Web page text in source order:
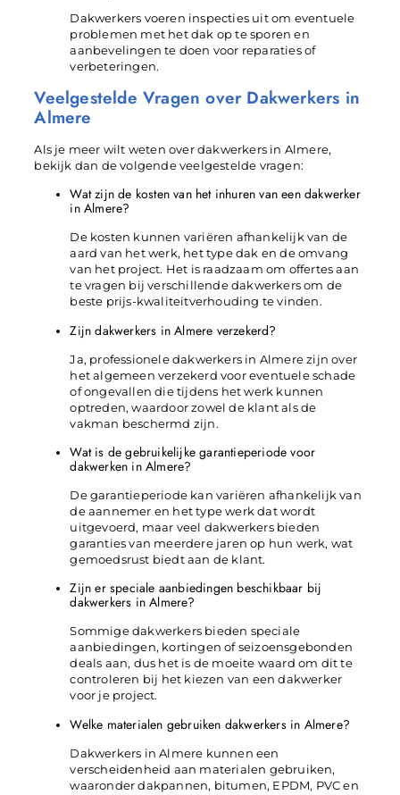
Dakwerkers voeren inspecties uit om eventuele
problemen met het dak op te sporen en
aanbevelingen te doen voor reparaties of
verbeteringen.
Veelgestelde Vragen over Dakwerkers in
Almere
Als je meer wilt weten over dakwerkers in Almere,
bekijk dan de volgende veelgestelde vragen:
Wat zijn de kosten van het inhuren van een dakwerker
in Almere?
De kosten kunnen variëren afhankelijk van de
aard van het werk, het type dak en de omvang
van het project. Het is raadzaam om offertes aan
te vragen bij verschillende dakwerkers om de
beste prijs-kwaliteitverhouding te vinden.
Zijn dakwerkers in Almere verzekerd?
Ja, professionele dakwerkers in Almere zijn over
het algemeen verzekerd voor eventuele schade
of ongevallen die tijdens het werk kunnen
optreden, waardoor zowel de klant als de
vakman beschermd zijn.
Wat is de gebruikelijke garantieperiode voor
dakwerken in Almere?
De garantieperiode kan variëren afhankelijk van
de aannemer en het type werk dat wordt
uitgevoerd, maar veel dakwerkers bieden
garanties van meerdere jaren op hun werk, wat
gemoedsrust biedt aan de klant.
Zijn er speciale aanbiedingen beschikbaar bij
dakwerkers in Almere?
Sommige dakwerkers bieden speciale
aanbiedingen, kortingen of seizoensgebonden
deals aan, dus het is de moeite waard om dit te
controleren bij het kiezen van een dakwerker
voor je project.
Welke materialen gebruiken dakwerkers in Almere?
Dakwerkers in Almere kunnen een
verscheidenheid aan materialen gebruiken,
waaronder dakpannen, bitumen, EPDM, PVC en